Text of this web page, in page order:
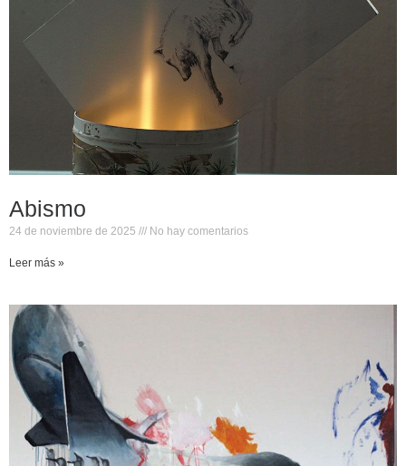
Abismo
24 de noviembre de 2025 No hay comentarios
Leer más »